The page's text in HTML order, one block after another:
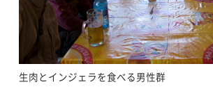
生肉とインジェラを食べる男性群